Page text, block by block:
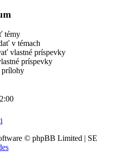
témy
v témach
vlastné príspevky
príspevky
© phpBB Limited | SE